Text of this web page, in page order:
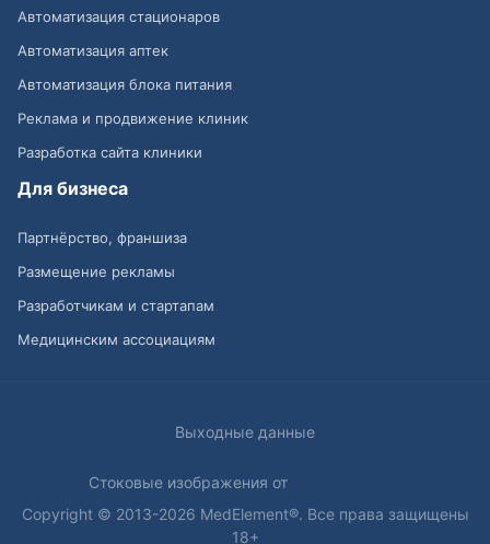
Автоматизация стационаров
Автоматизация аптек
Автоматизация блока питания
Реклама и продвижение клиник
Разработка сайта клиники
Для бизнеса
Партнёрство, франшиза
Размещение рекламы
Разработчикам и стартапам
Медицинским ассоциациям
Выходные данные
Стоковые изображения от
Copyright © 2013-2026 MedElement®. Все права защищены
18+